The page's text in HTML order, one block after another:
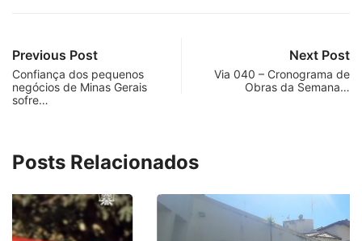
Previous Post
Confiança dos pequenos
negócios de Minas Gerais
sofre…
Next Post
Via 040 – Cronograma de
Obras da Semana…
Posts Relacionados